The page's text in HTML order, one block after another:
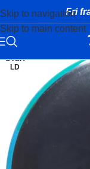
Skip to navigation
Skip to main content
Fri
UTSÅ
LD